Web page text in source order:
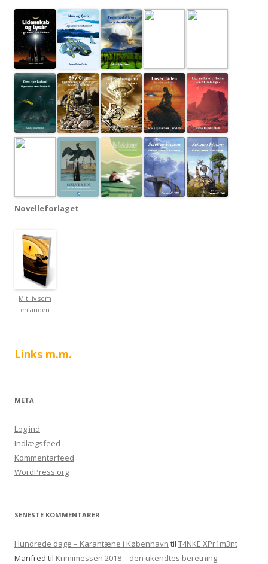
Novelleforlaget
Mit liv som
en anden
Links m.m.
META
Log ind
Indlægsfeed
Kommentarfeed
WordPress.org
SENESTE KOMMENTARER
Hundrede dage – Karantæne i København til T4NKE XPr1m3nt
Manfred til Krimimessen 2018 – den ukendtes beretning